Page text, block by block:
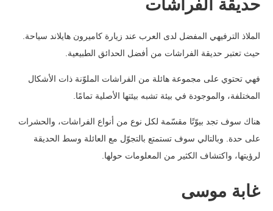
حديقة الفراشات
الملاذ الترفيهي المفضل لدى العرب عند زيارة كاميرون هايلاند سياحة.
حيث تعتبر حديقة الفراشات من أفضل الحدائق الطبيعية.
فهي تحتوي على مجموعة هائلة من الفراشات الملوّنة ذات الأشكال
المختلفة، والموجودة في بيئة تشبه بيئتها الأصلية تمامًا.
هناك سوف تجد بيوّتًا مقسّمة لكل نوع من أنواع الفراشات، والحشرات
على حدة. وبالتالي سوف تستمتع بالتجوّل مع العائلة وسط الحديقة
لرؤيتها، واكتشاف الكثير من المعلومات حولها.
غابة موسى